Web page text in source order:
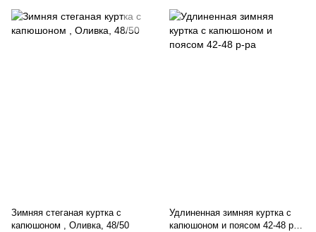
Зимняя стеганая куртка с
капюшоном , Оливка, 48/50
Удлиненная зимняя куртка с
капюшоном и поясом 42-48 р-